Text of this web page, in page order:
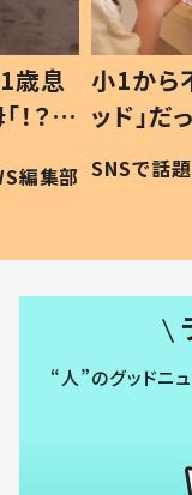
歳息
？」
編集部
小1から
ッド」
作り続
#令和の子
SNSで話題
“人”のグッドニ